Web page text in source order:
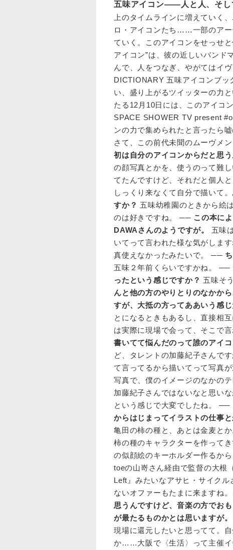
五味アイコン――人と人、そし
上のタイムラインに増えていく
ロ・アイコンたち……一部のアー
ていく。このアイコンをせっせ
アイコン”は、彼の近しいバンド
んで、人をつなぎ、やがてはイ
DICTIONARY 五味アイコンブ
い、盛り上がるツイッターの力
たる12月10日には、このアイコ
SPACE SHOWER TV present
ンの力で集められたと言ったら
さて、この前代未聞のムーヴメ
初は自分のアイコンからだと思
の顔写真とかを、使うのって難
てたんですけど、それだと個人
しっくり来なくて自分で描いて
すか？ 五味幼稚園のときから絵
のは好きですね。 ── この本に
DAWAさんのようですが。
五味
いてって言われた様な気がしま
真使えなかったみたいで。 ──
五味２年前くらいですかね。 ──
ったという感じですか？ 五味そ
んと他の方のやりとりのなかか
すが、大抵の方ってああいう感
とになるときもあるし、直接相
は実際に現場で会って、そこで
書いてて悩んだのって誰のアイコ
ど、タレントの加藤紀子さんで
て言ってるから描いてって写真
写真で、僕のイメージのなかの
加藤紀子さんではないなと思い
という感じで大変でしたね。 ──
からはじまってイラストの仕事と
亀田の柿の種と、あとは金麦と
柿の種のキャラクターを作って
の似顔絵のキーホルダー作るか
toeの山嵜さん経由で監督の大根
Left』みたいなアサヒ・サイク
ないオファーもたまに来ますね
思うんですけど、音楽の方でお
が最たるものかとは思いますが。
現場に還元したいと思ってて。
か……大阪で〈生活〉って主催イ